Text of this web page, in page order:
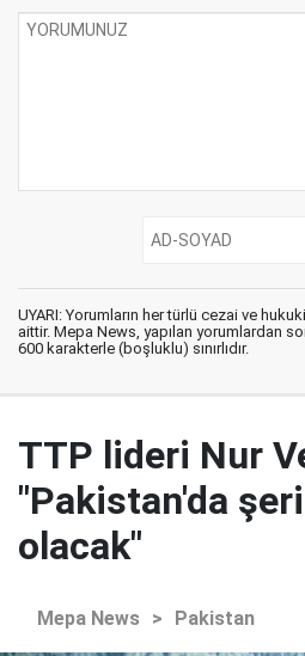
UYARI: Yorumların her türlü cezai ve
aittir. Mepa News, yapılan yorumlardan
600 karakterle (boşluklu) sınırlıdır.
TTP lideri Nur
"Pakistan'da
olacak"
Mepa News > Pakistan